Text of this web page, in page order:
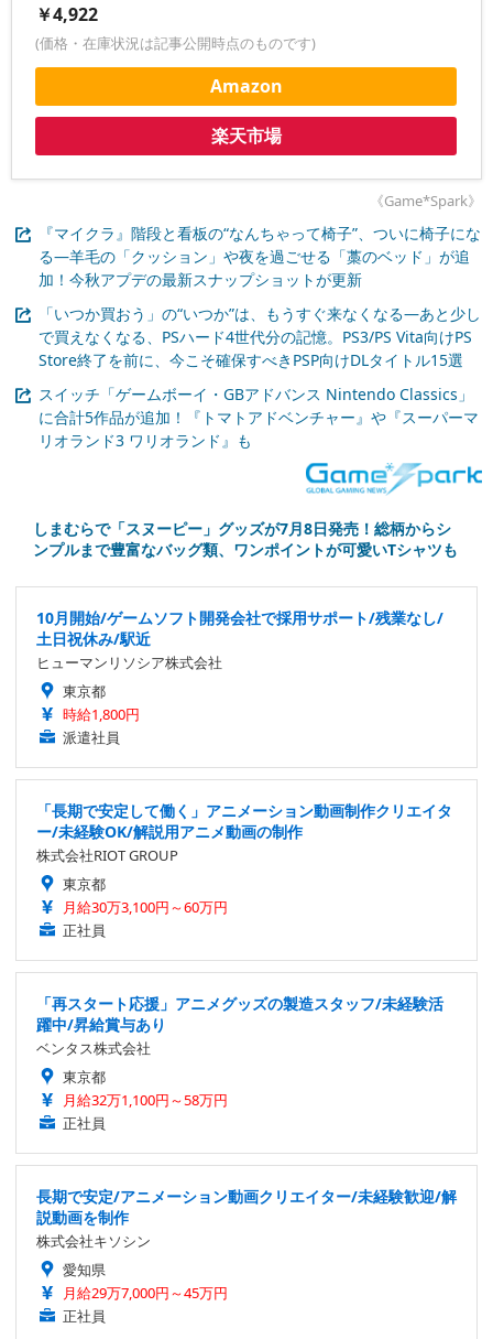
￥4,922
(価格・在庫状況は記事公開時点のものです)
Amazon
楽天市場
《Game*Spark》
『マイクラ』階段と看板の“なんちゃって椅子”、ついに椅子にな
る―羊毛の「クッション」や夜を過ごせる「藁のベッド」が追
加！今秋アプデの最新スナップショットが更新
「いつか買おう」の“いつか”は、もうすぐ来なくなる―あと少し
で買えなくなる、PSハード4世代分の記憶。PS3/PS Vita向けPS
Store終了を前に、今こそ確保すべきPSP向けDLタイトル15選
スイッチ「ゲームボーイ・GBアドバンス Nintendo Classics」
に合計5作品が追加！『トマトアドベンチャー』や『スーパーマ
リオランド3 ワリオランド』も
しまむらで「スヌーピー」グッズが7月8日発売！総柄からシ
ンプルまで豊富なバッグ類、ワンポイントが可愛いTシャツも
10月開始/ゲームソフト開発会社で採用サポート/残業なし/
土日祝休み/駅近
ヒューマンリソシア株式会社
東京都
時給1,800円
派遣社員
「長期で安定して働く」アニメーション動画制作クリエイタ
ー/未経験OK/解説用アニメ動画の制作
株式会社RIOT GROUP
東京都
月給30万3,100円～60万円
正社員
「再スタート応援」アニメグッズの製造スタッフ/未経験活
躍中/昇給賞与あり
ベンタス株式会社
東京都
月給32万1,100円～58万円
正社員
長期で安定/アニメーション動画クリエイター/未経験歓迎/解
説動画を制作
株式会社キソシン
愛知県
月給29万7,000円～45万円
正社員